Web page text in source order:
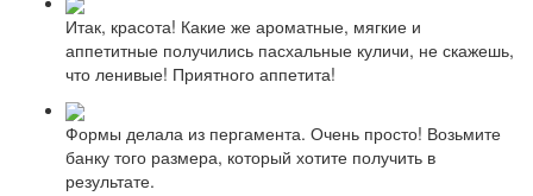
Итак, красота! Какие же ароматные, мягкие и
аппетитные получились пасхальные куличи, не скажешь,
что ленивые! Приятного аппетита!
Формы делала из пергамента. Очень просто! Возьмите
банку того размера, который хотите получить в
результате.